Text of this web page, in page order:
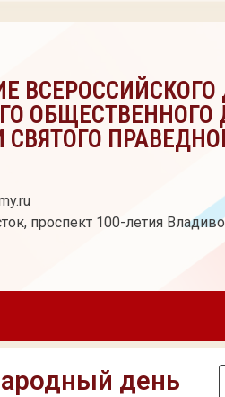
проспект 100-летия
день